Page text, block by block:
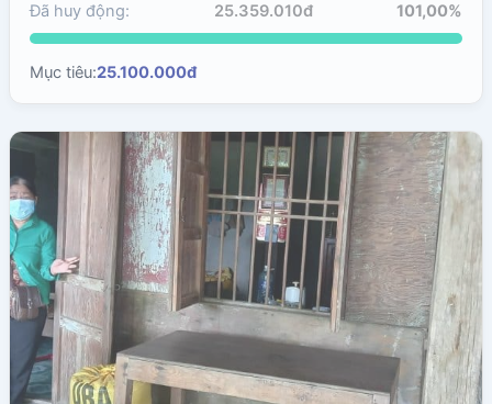
Đã huy động: 25.359.010đ 101,00%
Mục tiêu:25.100.000đ